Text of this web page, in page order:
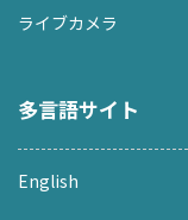
ライブカメラ
多言語サイト
English